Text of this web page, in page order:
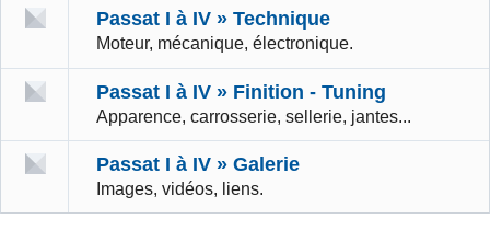
Passat I à IV » Technique
Moteur, mécanique, électronique.
Passat I à IV » Finition - Tuning
Apparence, carrosserie, sellerie, jantes...
Passat I à IV » Galerie
Images, vidéos, liens.